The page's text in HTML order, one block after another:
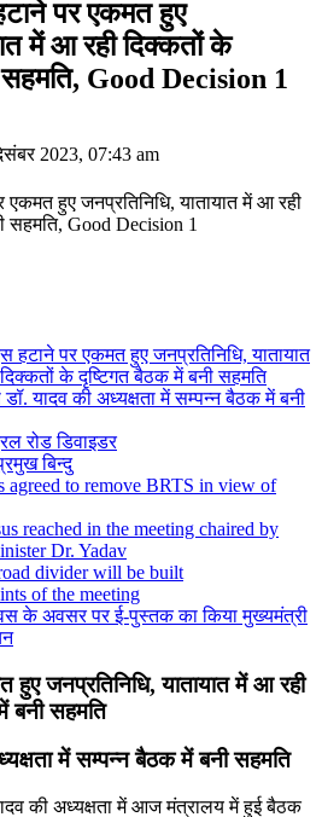
पर एकमत हुए
में आ रही दिक्कतों के
Good Decision 1
2023, 07:43 am
हटाने पर एकमत हुए जनप्रतिनिधि, यातायात
के दृष्टिगत बैठक में बनी सहमति
डॉ. यादव की अध्यक्षता में सम्पन्न बैठक में बनी
रोड डिवाइडर
बिन्दु
agreed to remove BRTS in view of
reached in the meeting chaired by
Dr. Yadav
divider will be built
of the meeting
के अवसर पर ई-पुस्तक का किया मुख्यमंत्री
हुए जनप्रतिनिधि, यातायात में आ रही
बनी सहमति
में सम्पन्न बैठक में बनी सहमति
की अध्यक्षता में आज मंत्रालय में हुई बैठक